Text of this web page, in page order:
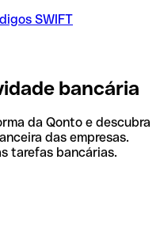
SWIFT
bancária
da Qonto e descubra
das empresas.
tarefas bancárias.